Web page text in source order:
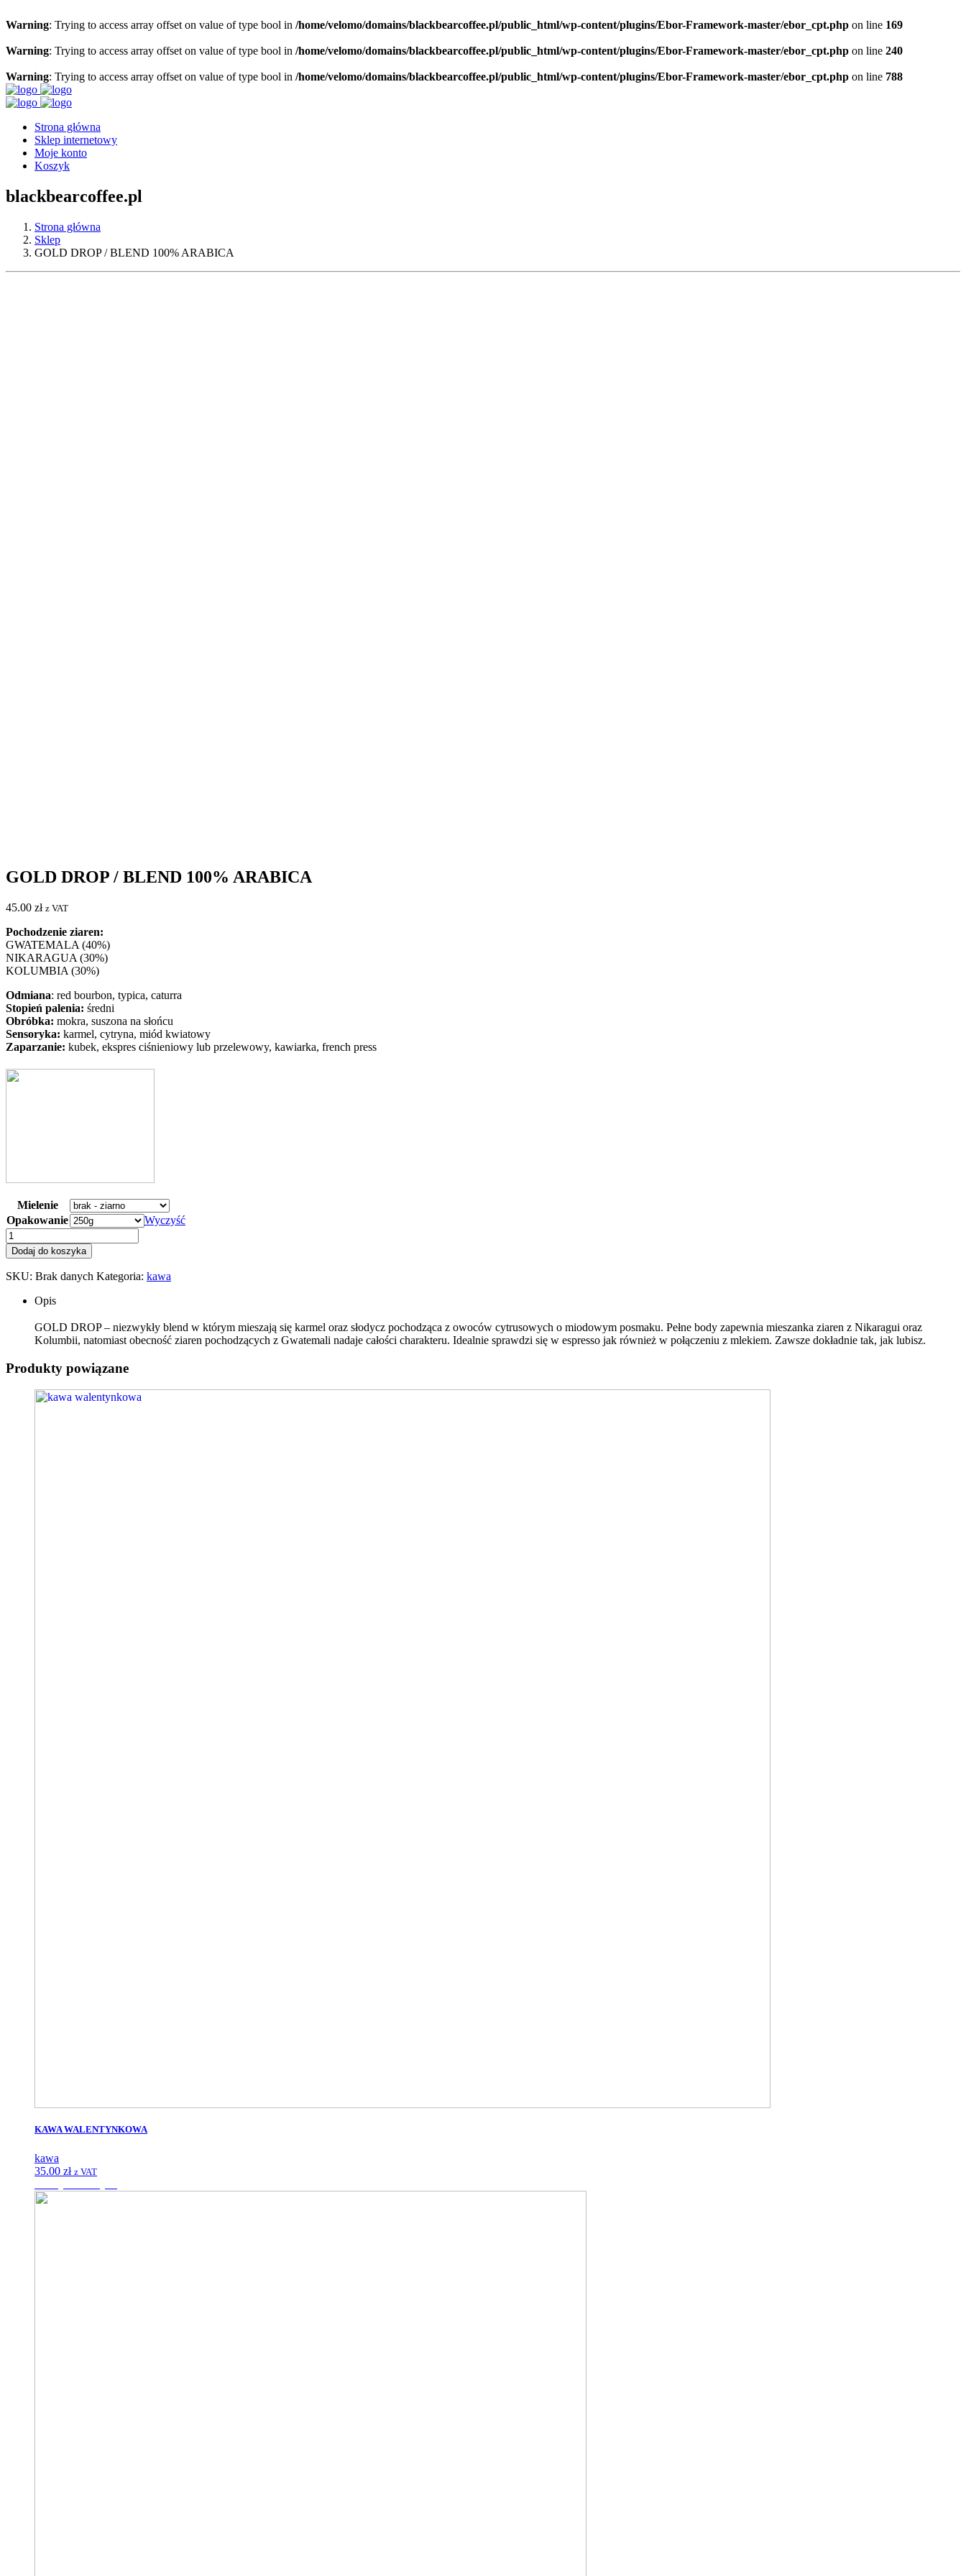
Warning: Trying to access array offset on value of type bool in /home/velomo/domains/blackbearcoffee.pl/public_html/wp-content/plugins/Ebor-Framework-master/ebor_cpt.php on line 169
Warning: Trying to access array offset on value of type bool in /home/velomo/domains/blackbearcoffee.pl/public_html/wp-content/plugins/Ebor-Framework-master/ebor_cpt.php on line 240
Warning: Trying to access array offset on value of type bool in /home/velomo/domains/blackbearcoffee.pl/public_html/wp-content/plugins/Ebor-Framework-master/ebor_cpt.php on line 788
Strona główna
Sklep internetowy
Moje konto
Koszyk
blackbearcoffee.pl
Strona główna
Sklep
GOLD DROP / BLEND 100% ARABICA
GOLD DROP / BLEND 100% ARABICA
45.00 zł z VAT
Pochodzenie ziaren:
GWATEMALA (40%)
NIKARAGUA (30%)
KOLUMBIA (30%)
Odmiana: red bourbon, typica, caturra
Stopień palenia: średni
Obróbka: mokra, suszona na słońcu
Sensoryka: karmel, cytryna, miód kwiatowy
Zaparzanie: kubek, ekspres ciśnieniowy lub przelewowy, kawiarka, french press
Mielenie
Opakowanie
Wyczyść
ilość
GOLD
DROP
/
100%
Dodaj do koszyka
SKU: Brak danych Kategoria: kawa
Opis
GOLD DROP – niezwykły blend w którym mieszają się karmel oraz słodycz pochodząca z owoców cytrusowych o miodowym posmaku. Pełne body zapewnia mieszanka ziaren z Nikaragui oraz
Kolumbii, natomiast obecność ziaren pochodzących z Gwatemali nadaje całości charakteru. Idealnie sprawdzi się w espresso jak również w połączeniu z mlekiem. Zawsze dokładnie tak, jak lubisz.
Produkty powiązane
KAWA WALENTYNKOWA
kawa
35.00 zł z VAT